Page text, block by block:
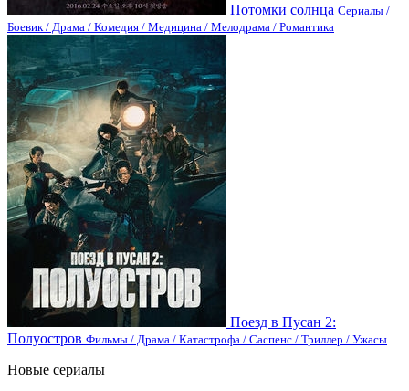
Потомки солнца Сериалы /
Боевик / Драма / Комедия / Медицина / Мелодрама / Романтика
Поезд в Пусан 2:
Полуостров Фильмы / Драма / Катастрофа / Саспенс / Триллер / Ужасы
Новые сериалы